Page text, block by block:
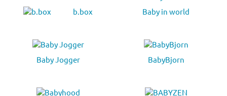
b.box Baby in world
Baby Jogger BabyBjorn